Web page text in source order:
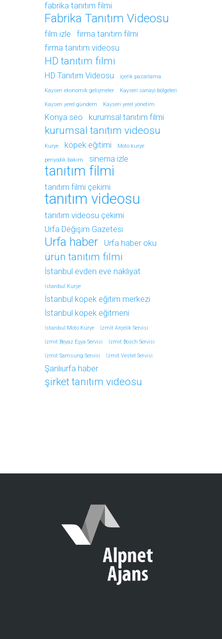
fabrika tanıtım filmi
Fabrika Tanıtım Videosu
film izle
firma tanıtım filmi
firma tanıtım videosu
HD tanıtım filmi
HD Tanıtım Videosu içerik pazarlama
Kayseri ekonomik gelişmeler Kayseri sanayi bölgeleri
Kayseri yerel gündem Kayseri yerel yönetim
Konya seo kurumsal tanıtım filmi
kurumsal tanıtım videosu
Kurye köpek eğitimi Moto kurye
periyodik bakım sinema izle
tanıtım filmi
tanıtım filmi çekimi
tanıtım videosu
tanıtım videosu çekimi
Urfa Değişim Gazetesi
Urfa haber Urfa haber oku
ürün tanıtım filmi
İstanbul evden eve nakliyat
İstanbul Kurye
İstanbul köpek eğitim merkezi
İstanbul köpek eğitmeni
İstanbul Moto Kurye İzmit Arçelik Servisi
İzmit Beyaz Eşya Servisi İzmit Bosch Servisi
İzmit Samsung Servisi İzmit Vestel Servisi
Şanlıurfa haber
şirket tanıtım videosu